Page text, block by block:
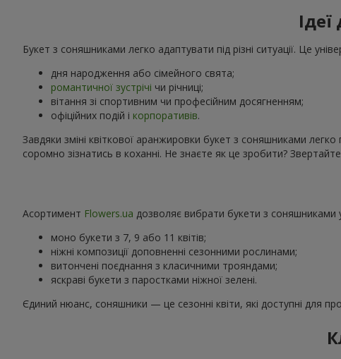
Букет з соняшниками легко адаптувати під різні ситуації. Це
дня народження або сімейного свята;
романтичної зустрічі чи річниці;
вітання зі спортивним чи професійним досягненням;
офіційних подій і корпоративів.
Завдяки зміні квіткової аранжировки букет з соняшниками
соромно зізнатись в коханні. Не знаєте як це зробити?
Асортимент Flowers.ua дозволяє вибрати букети з соняшниками
моно букети з 7, 9 або 11 квітів;
ніжні композиції доповненні сезонними рослинами;
витончені поєднання з класичними трояндами;
яскраві букети з паростками ніжної зелені.
Єдиний нюанс, соняшники — це сезонні квіти, які доступні для